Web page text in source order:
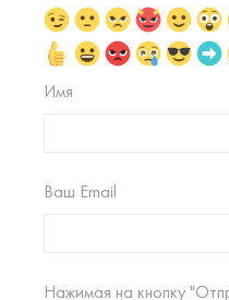
Имя
Ваш Email
Нажимая на кнопку